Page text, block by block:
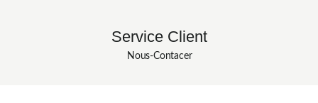
Service Client
Nous-Contacer